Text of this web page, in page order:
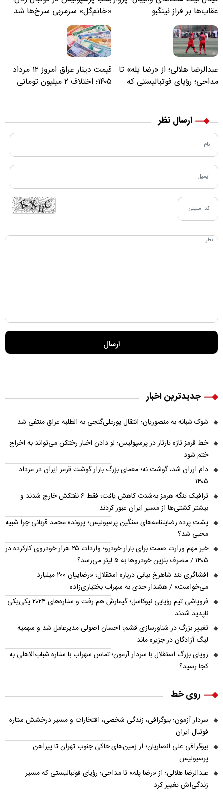
عقاب‌ها بر فراز نینگبو
«خانم‌گل» سرمربی سرخ‌ها شد
عبدالرضا هلالی؛ از «رضا پله» تا
مداحی؛ رؤیای فوتبالیستی که
قیمت دینار عراق امروز ۱۲ مرداد
۱۴۰۵؛ اختلاف ۲ میلیون تومانی
ارسال نظر
جدیدترین اخبار
شوک شبانه به منصوریان؛ انتقال پورعلی‌گنجی به الطلبه عراق منتفی شد
خط قرمز تازه تارتار در پرسپولیس؛ لو دادن اخبار رختکن می‌تواند به اخراج
ختم شود
دام ارزان شد، گوشت نه؛ معمای بزرگ بازار گوشت قرمز ایران در مرداد
۱۴۰۵
ترافیک تنگه هرمز به‌شدت کاهش یافت؛ فقط ۶ نفتکش خارج شدند و
بیشتر کشتی‌ها از مسیر ایران عبور کردند
پشت پرده رضایتنامه‌های سنگین پرسپولیس؛ پرونده محمد قربانی چرا شبیه
محبی شد؟
خبر مهم وزارت صمت برای بازار خودرو؛ واردات ۲۵ هزار خودروی کارکرده در
۱۴۰۵ / مصرف بنزین خودروها به ۵ لیتر می‌رسد؟
افشاگری تند شاهرخ بیانی درباره استقلال؛ «رضاییان ۲۰۰ میلیارد
می‌خواست» / هشدار جدی به سهراب بختیاری‌زاده
فروپاشی تیم رؤیایی نیوکاسل؛ گیمارش هم رفت و ستاره‌های ۲۰۲۴ یکی‌یکی
ناپدید شدند
تغییر بزرگ در شناورسازی قشم؛ احسان اصولی مدیرعامل شد و سهمیه
لیگ آزادگان در جزیره ماند
رویای بزرگ استقلال با سردار آزمون؛ تماس سهراب با ستاره شباب‌الاهلی به
کجا رسید؟
روی خط
سردار آزمون؛ بیوگرافی، زندگی شخصی، افتخارات و مسیر درخشش ستاره
فوتبال ایران
بیوگرافی علی انصاریان؛ از زمین‌های خاکی جنوب تهران تا پیراهن
پرسپولیس
عبدالرضا هلالی؛ از «رضا پله» تا مداحی؛ رؤیای فوتبالیستی که مسیر
زندگی‌اش تغییر کرد